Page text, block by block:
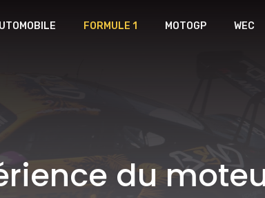
FORMULE 1 MOTOGP WEC
du